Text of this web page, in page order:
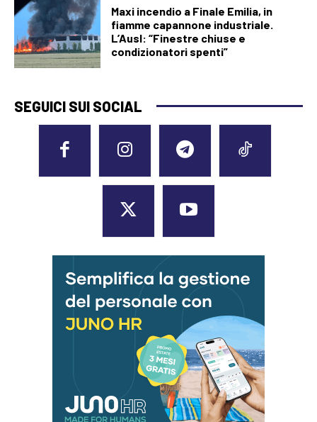
Maxi incendio a Finale Emilia, in
fiamme capannone industriale.
L’Ausl: “Finestre chiuse e
condizionatori spenti”
SEGUICI SUI SOCIAL